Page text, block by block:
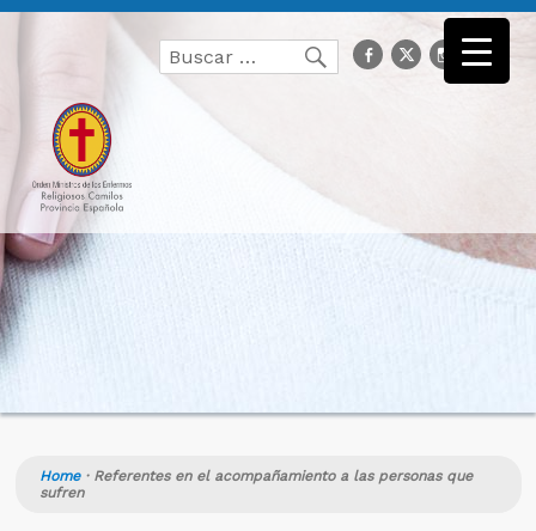
Buscar
por:
Buscarfacebook
Twitter
Home· Referentes en el acompañamiento a las personas que
sufren